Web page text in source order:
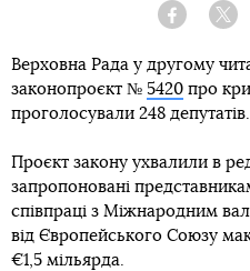
Facebook
Верховна Рада у другому
законопроєкт № 5420 про
проголосували 248 депутатів.
Проєкт закону ухвалили в
запропоновані
співпраці з Міжнародним
від Європейського Союзу
€1,5 мільярда.